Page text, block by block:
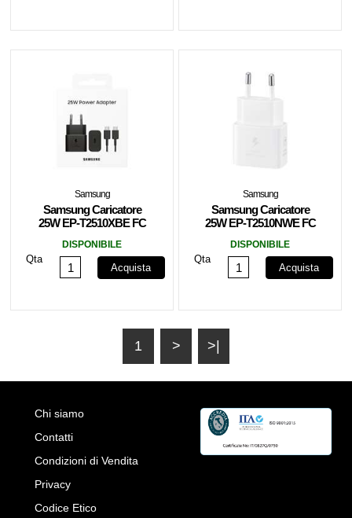
Samsung
Samsung Caricatore
25W EP-T2510XBE FC
DISPONIBILE
Qta
Acquista
Samsung
Samsung Caricatore
25W EP-T2510NWE FC
White
DISPONIBILE
Qta
Acquista
1 > >|
Chi siamo
Contatti
Condizioni di Vendita
Privacy
Codice Etico